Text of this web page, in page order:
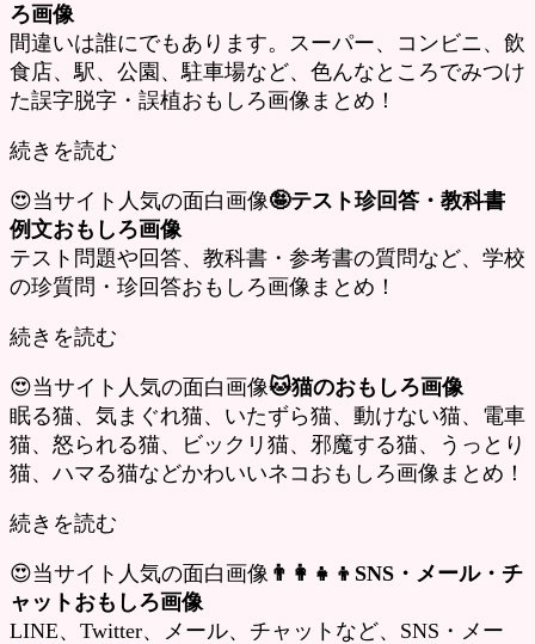
ろ画像
間違いは誰にでもあります。スーパー、コンビニ、飲
食店、駅、公園、駐車場など、色んなところでみつけ
た誤字脱字・誤植おもしろ画像まとめ！
続きを読む
😍当サイト人気の面白画像🤪テスト珍回答・教科書
例文おもしろ画像
テスト問題や回答、教科書・参考書の質問など、学校
の珍質問・珍回答おもしろ画像まとめ！
続きを読む
😍当サイト人気の面白画像🐱猫のおもしろ画像
眠る猫、気まぐれ猫、いたずら猫、動けない猫、電車
猫、怒られる猫、ビックリ猫、邪魔する猫、うっとり
猫、ハマる猫などかわいいネコおもしろ画像まとめ！
続きを読む
😍当サイト人気の面白画像 👨‍👩‍👧‍👦SNS・メール・チ
ャットおもしろ画像
LINE、Twitter、メール、チャットなど、SNS・メー